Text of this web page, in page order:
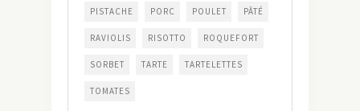
PISTACHE PORC POULET PÂTÉ
RAVIOLIS RISOTTO ROQUEFORT
SORBET TARTE TARTELETTES
TOMATES